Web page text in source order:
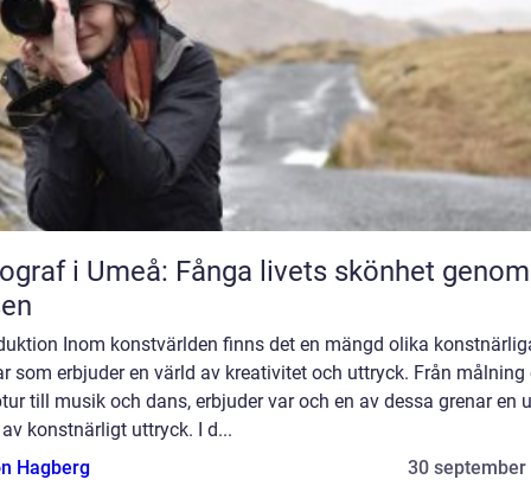
i Umeå: Fånga livets skönhet genom
Inom konstvärlden finns det en mängd olika
som erbjuder en värld av kreativitet och uttryck. Från målning
till musik och dans, erbjuder var och en av dessa grenar en
konstnärligt uttryck. I d...
Hagberg
30 september